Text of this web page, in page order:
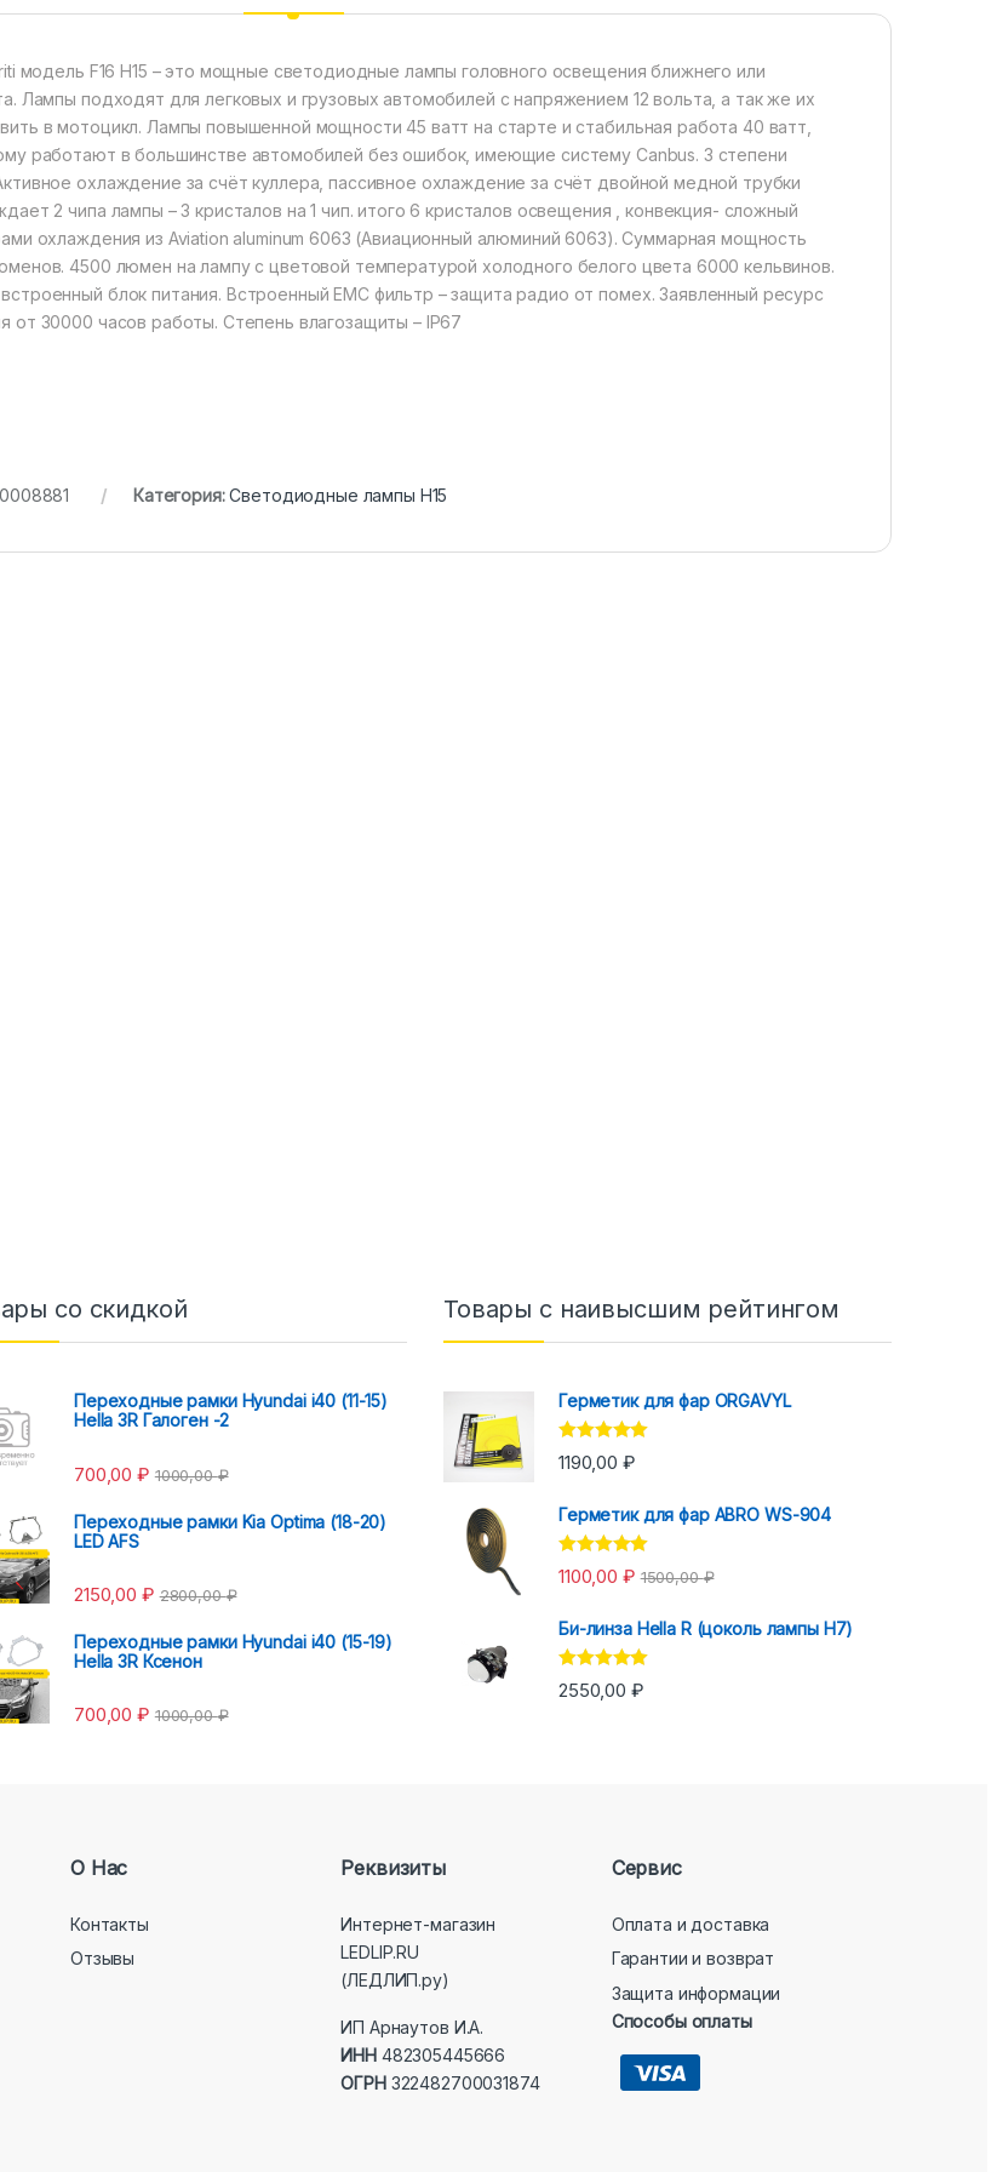
модель F16 H15 – это мощные светодиодные лампы головного освещения ближнего или
Лампы подходят для легковых и грузовых автомобилей с напряжением 12 вольта, а так же их
в мотоцикл. Лампы повышенной мощности 45 ватт на старте и стабильная работа 40 ватт,
работают в большинстве автомобилей без ошибок, имеющие систему Canbus. 3 степени
охлаждение за счёт куллера, пассивное охлаждение за счёт двойной медной трубки
2 чипа лампы – 3 кристалов на 1 чип. итого 6 кристалов освещения , конвекция- сложный
охлаждения из Aviation aluminum 6063 (Авиационный алюминий 6063). Суммарная мощность
4500 люмен на лампу с цветовой температурой холодного белого цвета 6000 кельвинов.
блок питания. Встроенный EMC фильтр – защита радио от помех. Заявленный ресурс
от 30000 часов работы. Степень влагозащиты – IP67
Категория:Светодиодные лампы H15
со скидкой
Переходные рамки Hyundai i40 (11-15)
Hella 3R Галоген -2
700,00₽ 1000,00₽
Переходные рамки Kia Optima (18-20)
LED AFS
2150,00 ₽ 2800,00₽
Переходные рамки Hyundai i40 (15-19)
Hella 3R Ксенон
700,00₽ 1000,00₽
Товары с наивысшим рейтингом
Герметик для фар ORGAVYL
Оценка 5.00
из 5
1190,00 ₽
Герметик для фар ABRO WS-904
Оценка 5.00
из 5
1100,00 ₽ 1500,00₽
Би-линза Hella R (цоколь лампы H7)
Оценка5.00
из 5
2550,00 ₽
О Нас
Контакты
Отзывы
Реквизиты
Интернет-магазин
LEDLIP.RU
(ЛЕДЛИП.ру)
ИП Арнаутов И.А.
ИНН482305445666
ОГРН322482700031874
Сервис
Оплата и доставка
Гарантии и возврат
Защита информации
Способы оплаты